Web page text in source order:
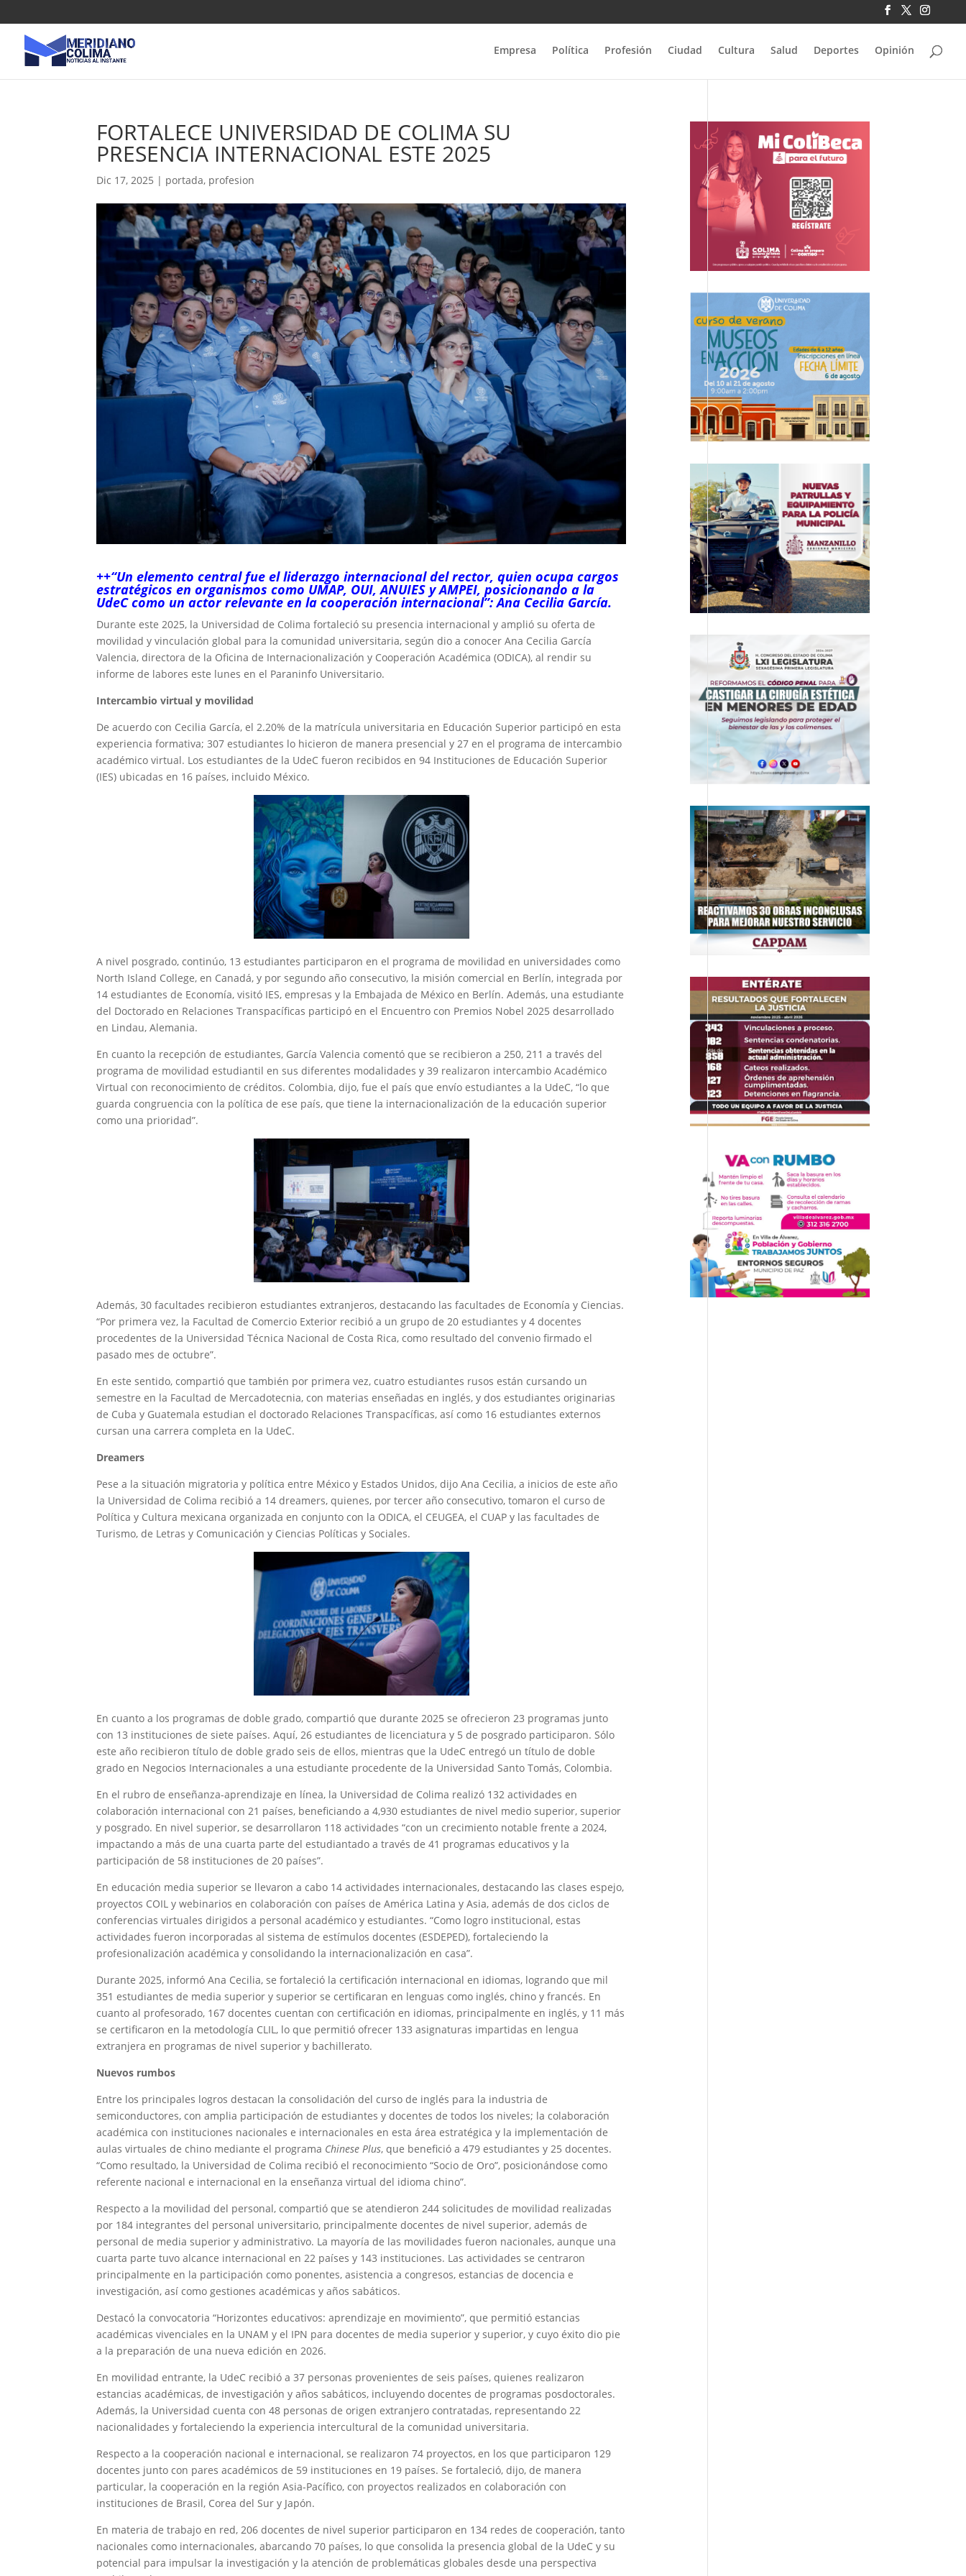
Empresa Política Profesión Ciudad Cultura Salud Deportes Opinión
FORTALECE UNIVERSIDAD DE COLIMA SU
PRESENCIA INTERNACIONAL ESTE 2025
Dic 17, 2025 | portada, profesion
++“Un elemento central fue el liderazgo internacional del rector, quien ocupa cargos
estratégicos en organismos como UMAP, OUI, ANUIES y AMPEI, posicionando a la
UdeC como un actor relevante en la cooperación internacional”: Ana Cecilia García.
Durante este 2025, la Universidad de Colima fortaleció su presencia internacional y amplió su oferta de
movilidad y vinculación global para la comunidad universitaria, según dio a conocer Ana Cecilia García
Valencia, directora de la Oficina de Internacionalización y Cooperación Académica (ODICA), al rendir su
informe de labores este lunes en el Paraninfo Universitario.
Intercambio virtual y movilidad
De acuerdo con Cecilia García, el 2.20% de la matrícula universitaria en Educación Superior participó en esta
experiencia formativa; 307 estudiantes lo hicieron de manera presencial y 27 en el programa de intercambio
académico virtual. Los estudiantes de la UdeC fueron recibidos en 94 Instituciones de Educación Superior
(IES) ubicadas en 16 países, incluido México.
A nivel posgrado, continúo, 13 estudiantes participaron en el programa de movilidad en universidades como
North Island College, en Canadá, y por segundo año consecutivo, la misión comercial en Berlín, integrada por
14 estudiantes de Economía, visitó IES, empresas y la Embajada de México en Berlín. Además, una estudiante
del Doctorado en Relaciones Transpacíficas participó en el Encuentro con Premios Nobel 2025 desarrollado
en Lindau, Alemania.
En cuanto la recepción de estudiantes, García Valencia comentó que se recibieron a 250, 211 a través del
programa de movilidad estudiantil en sus diferentes modalidades y 39 realizaron intercambio Académico
Virtual con reconocimiento de créditos. Colombia, dijo, fue el país que envío estudiantes a la UdeC, “lo que
guarda congruencia con la política de ese país, que tiene la internacionalización de la educación superior
como una prioridad”.
Además, 30 facultades recibieron estudiantes extranjeros, destacando las facultades de Economía y Ciencias.
“Por primera vez, la Facultad de Comercio Exterior recibió a un grupo de 20 estudiantes y 4 docentes
procedentes de la Universidad Técnica Nacional de Costa Rica, como resultado del convenio firmado el
pasado mes de octubre”.
En este sentido, compartió que también por primera vez, cuatro estudiantes rusos están cursando un
semestre en la Facultad de Mercadotecnia, con materias enseñadas en inglés, y dos estudiantes originarias
de Cuba y Guatemala estudian el doctorado Relaciones Transpacíficas, así como 16 estudiantes externos
cursan una carrera completa en la UdeC.
Dreamers
Pese a la situación migratoria y política entre México y Estados Unidos, dijo Ana Cecilia, a inicios de este año
la Universidad de Colima recibió a 14 dreamers, quienes, por tercer año consecutivo, tomaron el curso de
Política y Cultura mexicana organizada en conjunto con la ODICA, el CEUGEA, el CUAP y las facultades de
Turismo, de Letras y Comunicación y Ciencias Políticas y Sociales.
En cuanto a los programas de doble grado, compartió que durante 2025 se ofrecieron 23 programas junto
con 13 instituciones de siete países. Aquí, 26 estudiantes de licenciatura y 5 de posgrado participaron. Sólo
este año recibieron título de doble grado seis de ellos, mientras que la UdeC entregó un título de doble
grado en Negocios Internacionales a una estudiante procedente de la Universidad Santo Tomás, Colombia.
En el rubro de enseñanza-aprendizaje en línea, la Universidad de Colima realizó 132 actividades en
colaboración internacional con 21 países, beneficiando a 4,930 estudiantes de nivel medio superior, superior
y posgrado. En nivel superior, se desarrollaron 118 actividades “con un crecimiento notable frente a 2024,
impactando a más de una cuarta parte del estudiantado a través de 41 programas educativos y la
participación de 58 instituciones de 20 países”.
En educación media superior se llevaron a cabo 14 actividades internacionales, destacando las clases espejo,
proyectos COIL y webinarios en colaboración con países de América Latina y Asia, además de dos ciclos de
conferencias virtuales dirigidos a personal académico y estudiantes. “Como logro institucional, estas
actividades fueron incorporadas al sistema de estímulos docentes (ESDEPED), fortaleciendo la
profesionalización académica y consolidando la internacionalización en casa”.
Durante 2025, informó Ana Cecilia, se fortaleció la certificación internacional en idiomas, logrando que mil
351 estudiantes de media superior y superior se certificaran en lenguas como inglés, chino y francés. En
cuanto al profesorado, 167 docentes cuentan con certificación en idiomas, principalmente en inglés, y 11 más
se certificaron en la metodología CLIL, lo que permitió ofrecer 133 asignaturas impartidas en lengua
extranjera en programas de nivel superior y bachillerato.
Nuevos rumbos
Entre los principales logros destacan la consolidación del curso de inglés para la industria de
semiconductores, con amplia participación de estudiantes y docentes de todos los niveles; la colaboración
académica con instituciones nacionales e internacionales en esta área estratégica y la implementación de
aulas virtuales de chino mediante el programa Chinese Plus, que benefició a 479 estudiantes y 25 docentes.
“Como resultado, la Universidad de Colima recibió el reconocimiento “Socio de Oro”, posicionándose como
referente nacional e internacional en la enseñanza virtual del idioma chino”.
Respecto a la movilidad del personal, compartió que se atendieron 244 solicitudes de movilidad realizadas
por 184 integrantes del personal universitario, principalmente docentes de nivel superior, además de
personal de media superior y administrativo. La mayoría de las movilidades fueron nacionales, aunque una
cuarta parte tuvo alcance internacional en 22 países y 143 instituciones. Las actividades se centraron
principalmente en la participación como ponentes, asistencia a congresos, estancias de docencia e
investigación, así como gestiones académicas y años sabáticos.
Destacó la convocatoria “Horizontes educativos: aprendizaje en movimiento”, que permitió estancias
académicas vivenciales en la UNAM y el IPN para docentes de media superior y superior, y cuyo éxito dio pie
a la preparación de una nueva edición en 2026.
En movilidad entrante, la UdeC recibió a 37 personas provenientes de seis países, quienes realizaron
estancias académicas, de investigación y años sabáticos, incluyendo docentes de programas posdoctorales.
Además, la Universidad cuenta con 48 personas de origen extranjero contratadas, representando 22
nacionalidades y fortaleciendo la experiencia intercultural de la comunidad universitaria.
Respecto a la cooperación nacional e internacional, se realizaron 74 proyectos, en los que participaron 129
docentes junto con pares académicos de 59 instituciones en 19 países. Se fortaleció, dijo, de manera
particular, la cooperación en la región Asia-Pacífico, con proyectos realizados en colaboración con
instituciones de Brasil, Corea del Sur y Japón.
En materia de trabajo en red, 206 docentes de nivel superior participaron en 134 redes de cooperación, tanto
nacionales como internacionales, abarcando 70 países, lo que consolida la presencia global de la UdeC y su
potencial para impulsar la investigación y la atención de problemáticas globales desde una perspectiva